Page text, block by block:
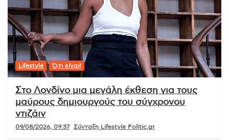
Lifestyle Ό,τι είναι!
Στο Λονδίνο μια μεγάλη έκθεση για τους
μαύρους δημιουργούς του σύγχρονου
ντιζάιν
09/08/2026, 09:37 Σύνταξη Lifestyle Politic.gr